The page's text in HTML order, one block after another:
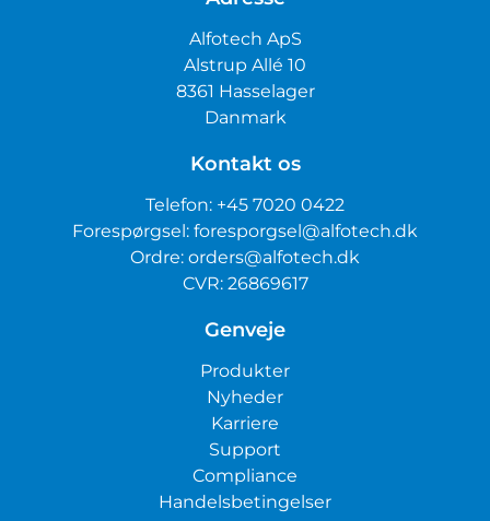
Alfotech ApS
Alstrup Allé 10
8361 Hasselager
Danmark
Kontakt os
Telefon: +45 7020 0422
Forespørgsel: foresporgsel@alfotech.dk
Ordre: orders@alfotech.dk
CVR: 26869617
Genveje
Produkter
Nyheder
Karriere
Support
Compliance
Handelsbetingelser